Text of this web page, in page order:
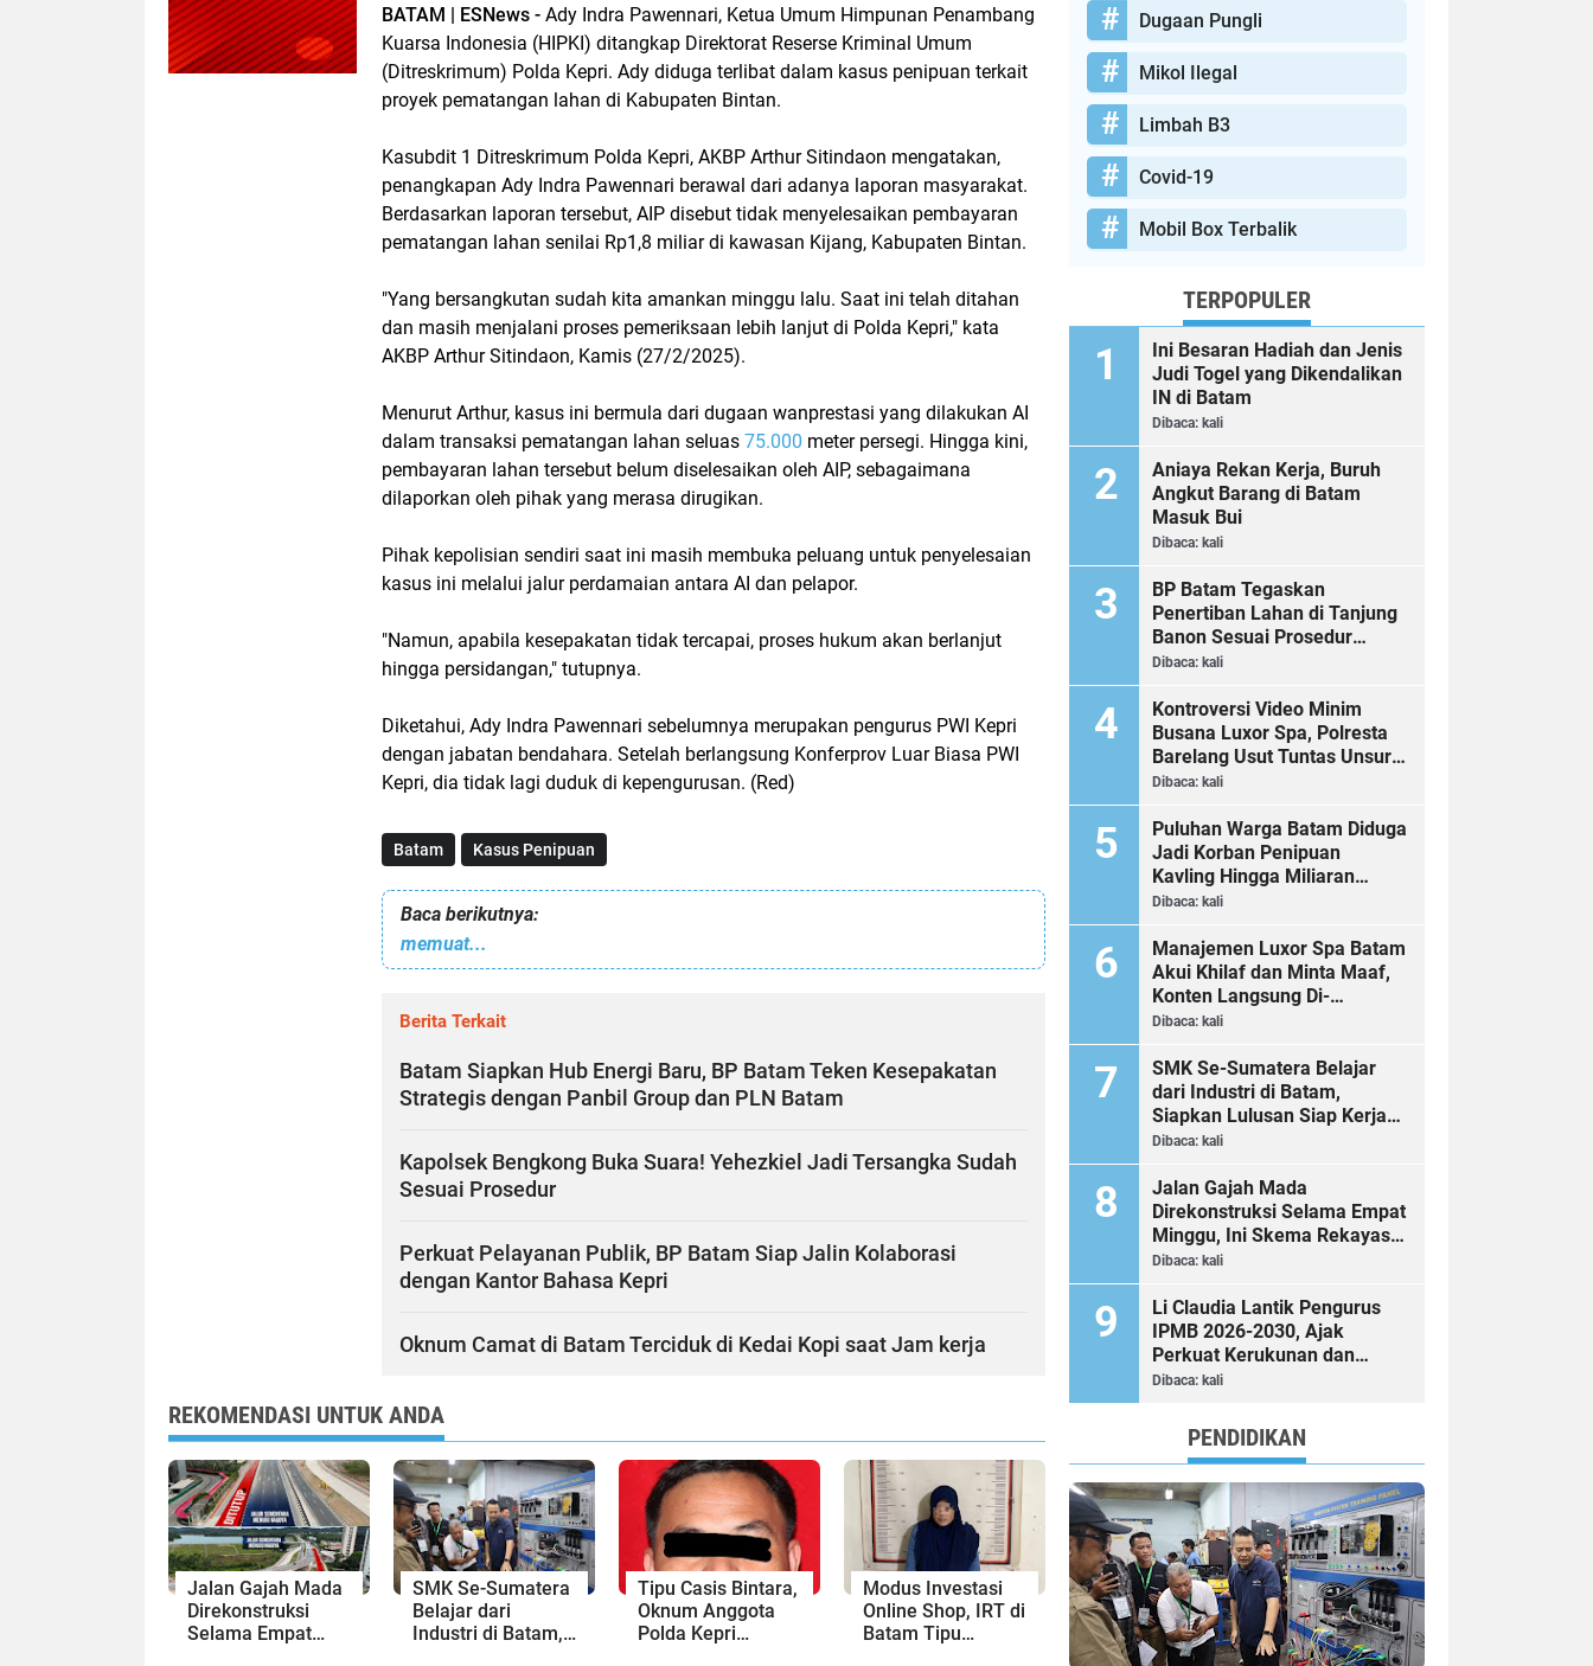
BATAM | ESNews - Ady Indra Pawennari, Ketua Umum Himpunan Penambang
Kuarsa Indonesia (HIPKI) ditangkap Direktorat Reserse Kriminal Umum
(Ditreskrimum) Polda Kepri. Ady diduga terlibat dalam kasus penipuan terkait
proyek pematangan lahan di Kabupaten Bintan.
Kasubdit 1 Ditreskrimum Polda Kepri, AKBP Arthur Sitindaon mengatakan,
penangkapan Ady Indra Pawennari berawal dari adanya laporan masyarakat.
Berdasarkan laporan tersebut, AIP disebut tidak menyelesaikan pembayaran
pematangan lahan senilai Rp1,8 miliar di kawasan Kijang, Kabupaten Bintan.
"Yang bersangkutan sudah kita amankan minggu lalu. Saat ini telah ditahan
dan masih menjalani proses pemeriksaan lebih lanjut di Polda Kepri," kata
AKBP Arthur Sitindaon, Kamis (27/2/2025).
Menurut Arthur, kasus ini bermula dari dugaan wanprestasi yang dilakukan AI
dalam transaksi pematangan lahan seluas 75.000 meter persegi. Hingga kini,
pembayaran lahan tersebut belum diselesaikan oleh AIP, sebagaimana
dilaporkan oleh pihak yang merasa dirugikan.
Pihak kepolisian sendiri saat ini masih membuka peluang untuk penyelesaian
kasus ini melalui jalur perdamaian antara AI dan pelapor.
"Namun, apabila kesepakatan tidak tercapai, proses hukum akan berlanjut
hingga persidangan," tutupnya.
Diketahui, Ady Indra Pawennari sebelumnya merupakan pengurus PWI Kepri
dengan jabatan bendahara. Setelah berlangsung Konferprov Luar Biasa PWI
Kepri, dia tidak lagi duduk di kepengurusan. (Red)
Batam Kasus Penipuan
Baca berikutnya:
memuat...
Berita Terkait
Batam Siapkan Hub Energi Baru, BP Batam Teken Kesepakatan
Strategis dengan Panbil Group dan PLN Batam
Kapolsek Bengkong Buka Suara! Yehezkiel Jadi Tersangka Sudah
Sesuai Prosedur
Perkuat Pelayanan Publik, BP Batam Siap Jalin Kolaborasi
dengan Kantor Bahasa Kepri
Oknum Camat di Batam Terciduk di Kedai Kopi saat Jam kerja
REKOMENDASI UNTUK ANDA
Jalan Gajah Mada
Direkonstruksi
Selama Empat
SMK Se-Sumatera
Belajar dari
Industri di Batam,
Tipu Casis Bintara,
Oknum Anggota
Polda Kepri
Modus Investasi
Online Shop, IRT di
Batam Tipu
Dugaan Pungli
Mikol Ilegal
Limbah B3
Covid-19
Mobil Box Terbalik
TERPOPULER
Ini Besaran Hadiah dan Jenis
Judi Togel yang Dikendalikan
IN di Batam
Dibaca: kali
Aniaya Rekan Kerja, Buruh
Angkut Barang di Batam
Masuk Bui
Dibaca: kali
BP Batam Tegaskan
Penertiban Lahan di Tanjung
Banon Sesuai Prosedur
Hukum
Dibaca: kali
Kontroversi Video Minim
Busana Luxor Spa, Polresta
Barelang Usut Tuntas Unsur
Pelanggaran Hukum
Dibaca: kali
Puluhan Warga Batam Diduga
Jadi Korban Penipuan
Kavling Hingga Miliaran
Rupiah, Laporan ke Polda
Dibaca: kali
Manajemen Luxor Spa Batam
Akui Khilaf dan Minta Maaf,
Konten Langsung Di-
Takedown
Dibaca: kali
SMK Se-Sumatera Belajar
dari Industri di Batam,
Siapkan Lulusan Siap Kerja
Era Digital
Dibaca: kali
Jalan Gajah Mada
Direkonstruksi Selama Empat
Minggu, Ini Skema Rekayasa
Lalu Lintasnya
Dibaca: kali
Li Claudia Lantik Pengurus
IPMB 2026-2030, Ajak
Perkuat Kerukunan dan
Sinergi dengan Pemko Batam
Dibaca: kali
PENDIDIKAN